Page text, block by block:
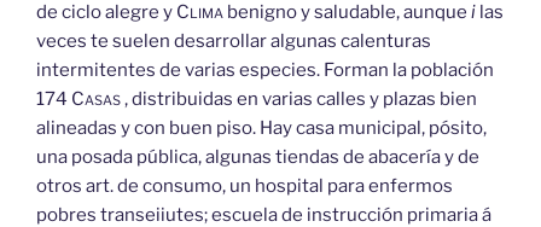
de ciclo alegre y Clima benigno y saludable, aunque i las
veces te suelen desarrollar algunas calenturas
intermitentes de varias especies. Forman la población
174 Casas, distribuidas en varias calles y plazas bien
alineadas y con buen piso. Hay casa municipal, pósito,
una posada pública, algunas tiendas de abacería y de
otros art. de consumo, un hospital para enfermos
pobres transeiiutes; escuela de instrucción primaria á